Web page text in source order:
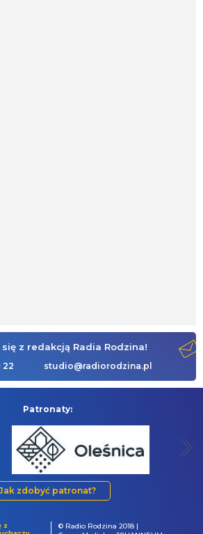
z redakcją Radia Rodzina!
22 studio@radiorodzina.pl
Patronaty:
zdobyć patronat?
z
© Radio Rodzina 2018 |